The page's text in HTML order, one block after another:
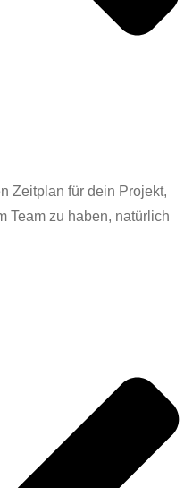
Zeitplan für dein Projekt,
Team zu haben, natürlich